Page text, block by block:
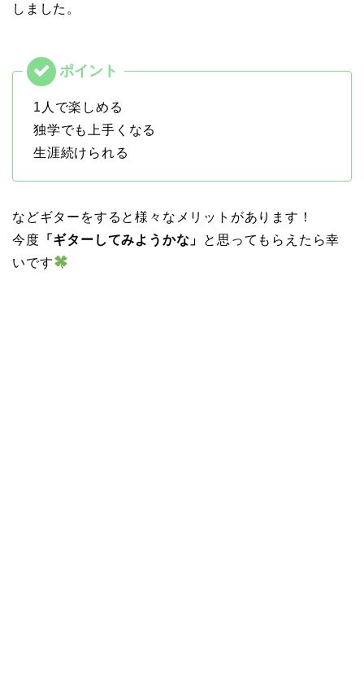
しました。
1人で楽しめる
独学でも上手くなる
生涯続けられる
などギターをすると様々なメリットがあります！
今度 「ギターしてみようかな」
と思ってもらえたら幸
いです